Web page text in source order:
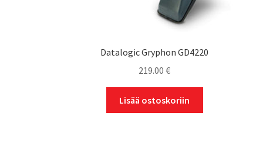
Datalogic Gryphon GD4220
219.00€
Lisää ostoskoriin